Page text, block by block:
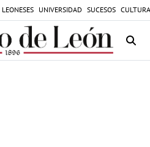
UNIVERSIDAD SUCESOS